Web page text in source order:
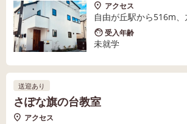
アクセス
自由が丘駅から516m
受入年齢
未就学
送迎あり
さぽな旗の台教室
アクセス